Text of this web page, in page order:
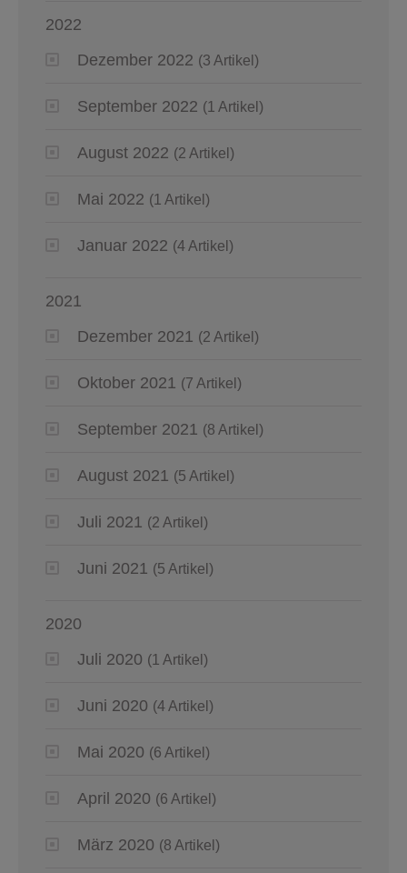
2022
Dezember 2022 (3 Artikel)
September 2022 (1 Artikel)
August 2022 (2 Artikel)
Mai 2022 (1 Artikel)
Januar 2022 (4 Artikel)
2021
Dezember 2021 (2 Artikel)
Oktober 2021 (7 Artikel)
September 2021 (8 Artikel)
August 2021 (5 Artikel)
Juli 2021 (2 Artikel)
Juni 2021 (5 Artikel)
2020
Juli 2020 (1 Artikel)
Juni 2020 (4 Artikel)
Mai 2020 (6 Artikel)
April 2020 (6 Artikel)
März 2020 (8 Artikel)